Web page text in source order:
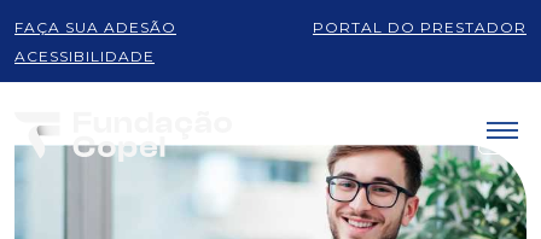
FAÇA SUA ADESÃO
PORTAL DO PRESTADOR
ACESSIBILIDADE